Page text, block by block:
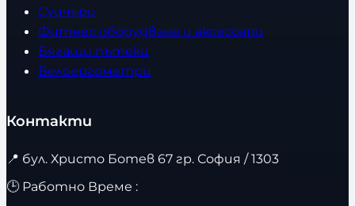
Суичъри
Фитнес оборудване и аксесоари
Бягащи пътеки
Велоергометри
Контакти
📍 бул. Христо Ботев 67 гр. София / 1303
🕒 Работно Време :